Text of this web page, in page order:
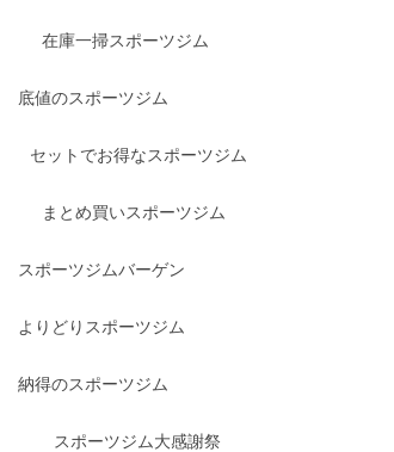
在庫一掃スポーツジム
底値のスポーツジム
セットでお得なスポーツジム
まとめ買いスポーツジム
スポーツジムバーゲン
よりどりスポーツジム
納得のスポーツジム
スポーツジム大感謝祭